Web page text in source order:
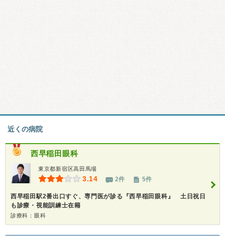
近くの病院
西早稲田眼科
東京都新宿区高田馬場
3.14 2件 5件
西早稲田駅2番出口すぐ、専門医が診る『西早稲田眼科』 土日祝日
も診療・視能訓練士在籍
診療科：眼科